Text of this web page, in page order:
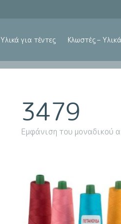
Υλικά για τέντες Κλωστές –
3479
Εμφάνιση του μοναδικού